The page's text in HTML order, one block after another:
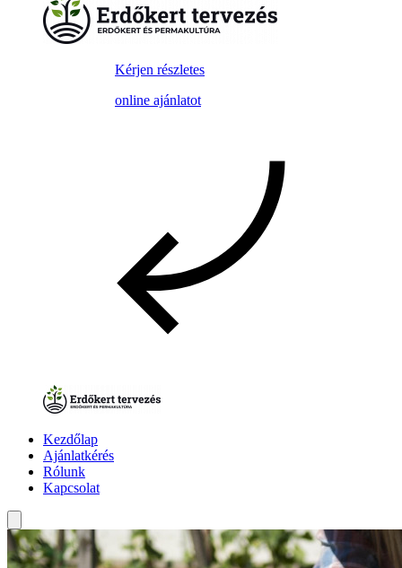
Kérjen részletes
online ajánlatot
Kezdőlap
Ajánlatkérés
Rólunk
Kapcsolat